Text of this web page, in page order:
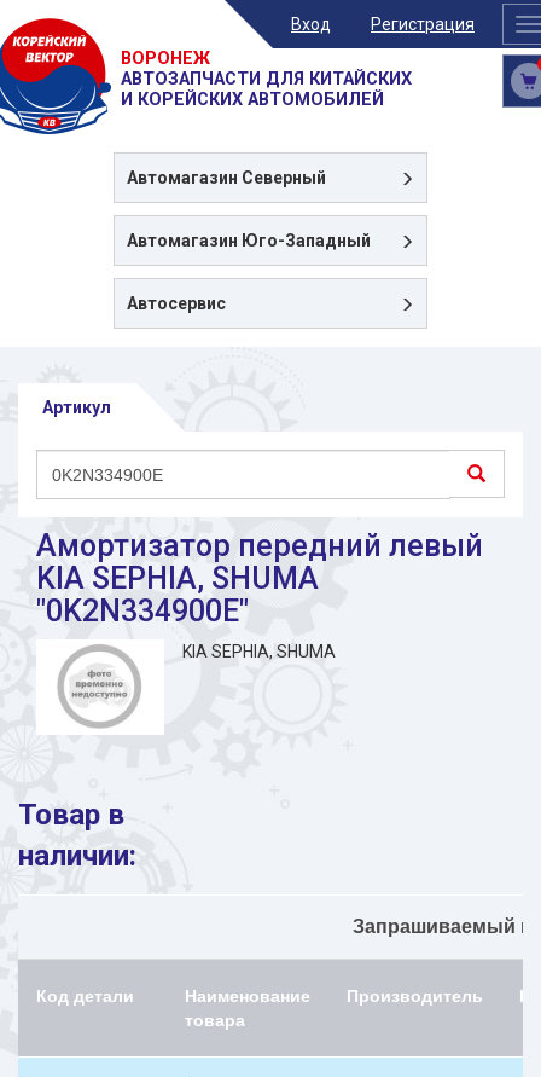
Вход Регистрация
ВОРОНЕЖ
АВТОЗАПЧАСТИ ДЛЯ КИТАЙСКИХ
И КОРЕЙСКИХ АВТОМОБИЛЕЙ
Автомагазин Северный
Автомагазин Юго-Западный
Автосервис
Артикул
Амортизатор передний левый
KIA SEPHIA, SHUMA
"0K2N334900E"
KIA SEPHIA, SHUMA
Товар в
наличии:
Запрашиваемый
Код детали
Наименование
товара
Производитель